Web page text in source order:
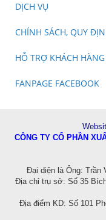
DỊCH VỤ
CHÍNH SÁCH, QUY
HỖ TRỢ KHÁCH HÀNG
FANPAGE FACEBOOK
CÔNG TY CỔ PHẦN
Đại diện là Ông: Trần
Địa chỉ trụ sở: Số 35
Địa điểm KD: Số 101